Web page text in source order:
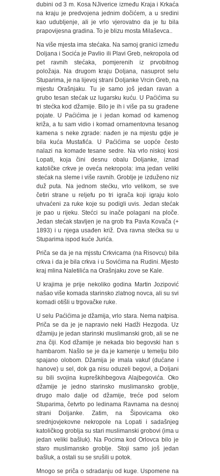
dubini od 3 m. Kosa NJiverice između Kraja i Krkaća
na kraju je predvojena jednim dočićem, a u sredini
kao udubljenje, ali je vrlo vjerovatno da je tu bila
prapovijesna gradina. To je blizu mosta Milaševca..
Na više mjesta ima stećaka. Na samoj granici između
Doljana i Socića je Pavlio ili Plavi Greb, nekropola od
pet ravnih stećaka, pomjerenih iz prvobitnog
položaja. Na drugom kraju Doljana, nasuprot selu
Stuparima, je na lijevoj strani Doljanke Vrcin Greb, na
mjestu Orašnjaku. Tu je samo još jedan ravan a
grubo tesan stećak uz lugarsku kuću. U Paćićima su
tri stećka kod džamije. Bilo je ih i više pa su građene
pojate. U Paćićima je i jedan komad od kamenog
križa, a tu sam vidio i komad ornamentovna tesanog
kamena s neke zgrade: nađen je na mjestu gdje je
bila kuća Mustafića. U Paćićima se uopće često
nalazi na komade tesane sedre. Na vrlo niskoj kosi
Lopati, koja čini desnu obalu Doljanke, iznad
katoličke crkve je oveća nekropola: ima jedan veliki
stećak na sleme i više ravnih. Groblje je izduženo niz
duž puta. Na jednom stećku, vrlo velikom, se sve
četiri strane u reljefu po tri igrača koji igraju kolo
uhvaćeni za ruke koje su podigli uvis. Jedan stećak
je pao u rijeku. Stećci su inače polagani na ploče.
Jedan stećak stavljen je na grob fra Pavla Kovača (+
1893) i u njega usađen križ. Dva ravna stećka su u
Stuparima ispod kuće Jurića.
Priča se da je na mjsstu Crkvicama (na Risovcu) bila
crkva i da je bila crkva i u Sovićima na Rudini. Mjesto
kraj mlina Naletilića na Orašnjaku zove se Kale.
U krajima je prije nekoliko godina Martin Jozipović
našao više komada starinsko zlatnog novca, ali su svi
komadi otišli u trgovačke ruke.
U selu Paćićima je džamija, vrlo stara. Nema natpisa.
Priča se da je je napravio neki Hadži Hezgoda. Uz
džamiju je jedan starinski muslimanski grob, ali se ne
zna čiji. Kod džamije je nekada bio begovski han s
hambarom. Našlo se je da je kamenje u temelju bilo
spajano olobom. Džamija je imala vakuf (dućane i
hanove) u sel, dok ga nisu oduzeli begovi, a Doljani
su bili svojina kupreškihbegova Alajbegovića. Oko
džamije je jedno starinsko muslimansko groblje,
drugo malo dalje od džamije, treće pod selom
Stuparima, četvrto po ledinama Ravnama na desnoj
strani Doljanke. Zatim, na Šipovicama oko
srednjovjekovne nekropole na Lopati i sadašnjeg
katoličkog groblja su stari muslimanski grobovi (ima u
jedan veliki bašluk). Na Pocima kod Orlovca bilo je
staro muslimansko groblje. Stoji samo još jedan
bašluk, a ostali su se srušili u potok.
Mnogo se priča o sdradanju od kuge. Uspomene na